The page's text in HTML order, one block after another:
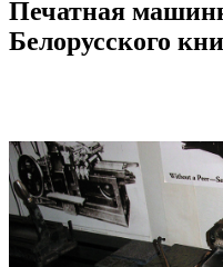
Печатная
Белорусского